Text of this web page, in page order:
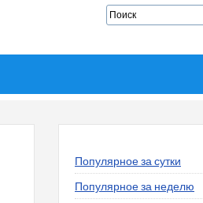
Популярное за сутки
Популярное за неделю